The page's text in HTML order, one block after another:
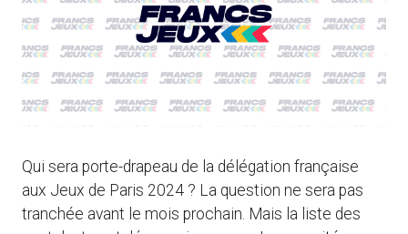
Qui sera porte-drapeau de la délégation française
aux Jeux de Paris 2024 ? La question ne sera pas
tranchée avant le mois prochain. Mais la liste des